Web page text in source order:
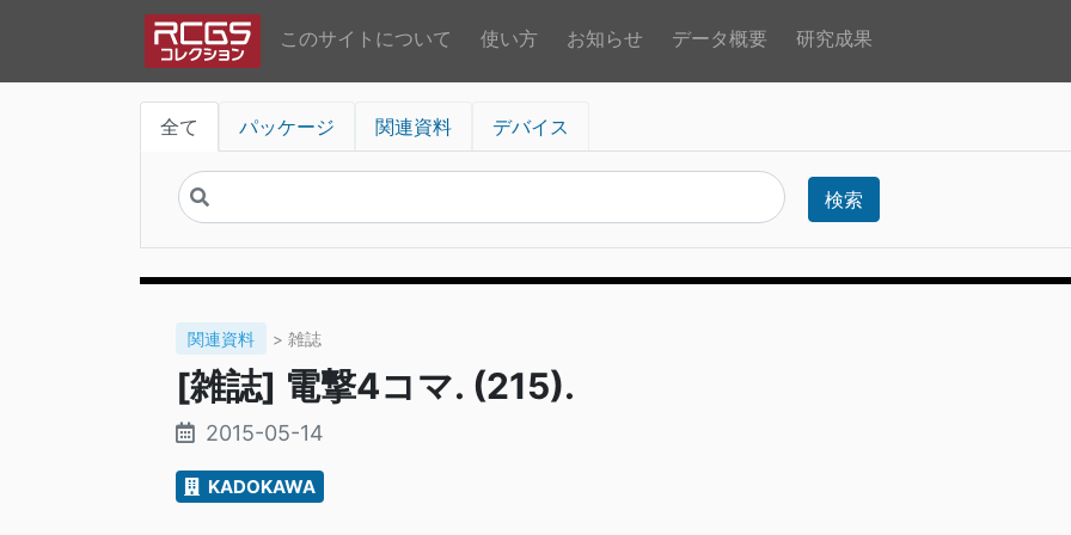
このサイトについて 使い方 お知らせ データ概要 研究成果
全て パッケージ 関連資料 デバイス
検索
関連資料 > 雑誌
[雑誌] 電撃4コマ. (215).
2015-05-14
KADOKAWA